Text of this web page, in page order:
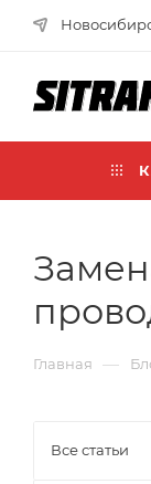
Главная —
Все статьи